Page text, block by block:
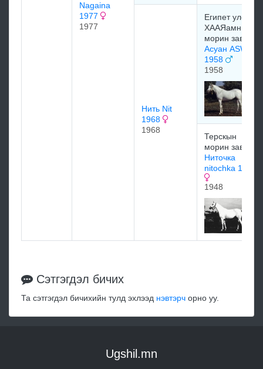
Nagaina
1977
1977
Нить Nit
1968
1968
Египет улсын
ХААЯамны
морин завод
Асуан ASWAN
1958
1958
Терскын
морин завод
Ниточка
nitochka 1948
1948
Сэтгэгдэл бичих
Та сэтгэгдэл бичихийн тулд эхлээд нэвтэрч орно уу.
Ugshil.mn